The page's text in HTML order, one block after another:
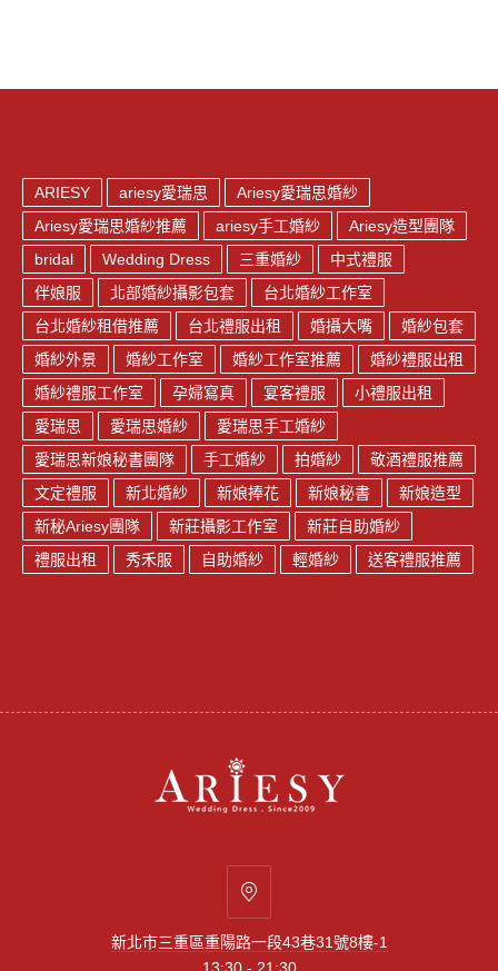
ARIESY ariesy愛瑞思
Ariesy愛瑞思婚紗
Ariesy愛瑞思婚紗推薦
ariesy手工婚紗
Ariesy造型團隊
bridal
Wedding Dress 三重婚紗
中式禮服
伴娘服
北部婚紗攝影包套
台北婚紗工作室
台北婚紗租借推薦
台北禮服出租 婚攝大嘴
婚紗包套
婚紗外景
婚紗工作室 婚紗工作室推薦
婚紗禮服出租
婚紗禮服工作室
孕婦寫真 宴客禮服
小禮服出租
愛瑞思
愛瑞思婚紗
愛瑞思手工婚紗
愛瑞思新娘秘書團隊
手工婚紗 拍婚紗
敬酒禮服推薦
文定禮服
新北婚紗 新娘捧花 新娘秘書
新娘造型
新秘Ariesy團隊
新莊攝影工作室
新莊自助婚紗
禮服出租
秀禾服 自助婚紗 輕婚紗 送客禮服推薦
新
市
新北市三重區重陽路一段43巷31號8樓-1